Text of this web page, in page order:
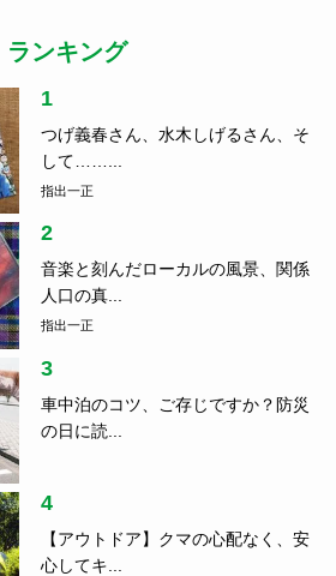
ランキング
1
つげ義春さん、水木しげるさん、そ
して……...
指出一正
2
音楽と刻んだローカルの風景、関係
人口の真...
指出一正
3
車中泊のコツ、ご存じですか？防災
の日に読...
4
【アウトドア】クマの心配なく、安
心してキ...